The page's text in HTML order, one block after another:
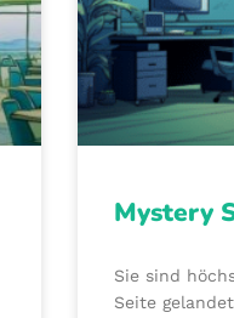
Mystery
Sie sind
Seite